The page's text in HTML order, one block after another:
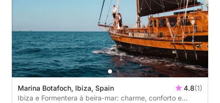
Marina Botafoch, Ibiza, Spain 4.8(1)
Ibiza e Formentera à beira-mar: charme, conforto e